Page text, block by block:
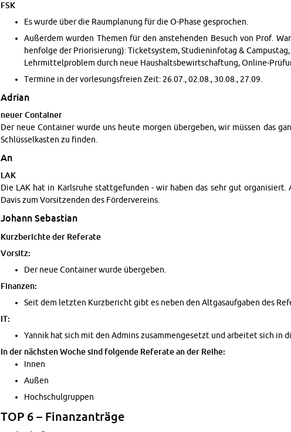
FSK
Es wurde über die Raum­pla­nung für die O-Phase gesprochen.
Außerdem wur­den The­men für den anste­hen­den Be­such von Prof.
hen­folge der Pri­or­isierung): Tick­et­sys­tem, Stu­di­en­in­fo­tag &
Lehrmit­tel­prob­lem durch neue Haushalts­be­wirtschaf­tung, On­line-
Ter­mine in der vor­lesungs­freien Zeit: 26.07., 02.08., 30.08., 27.09.
Adrian
neuer Con­tainer
Der neue Con­tainer wurde uns heute mor­gen übergeben, wir müssen das
Schlüsselka­s­ten zu finden.
An
LAK
Die LAK hat in Karl­sruhe stattge­fun­den - wir haben das sehr gut
Davis zum Vor­sitzen­den des Fördervere­ins.
Jo­hann Se­bas­t­ian
Kurzberichte der Refer­ate
Vor­sitz:
Der neue Con­tainer wurde übergeben.
Fi­nanzen:
Seit dem let­zten Kurzbericht gibt es neben den Alt­gasauf­gaben des
IT:
Yan­nik hat sich mit den Ad­mins zusam­menge­setzt und ar­beitet sich in
In der nächsten Woche sind fol­gende Refer­ate an der Reihe:
Innen
Außen
Hochschul­grup­pen
TOP 6 – Fi­nan­zanträge